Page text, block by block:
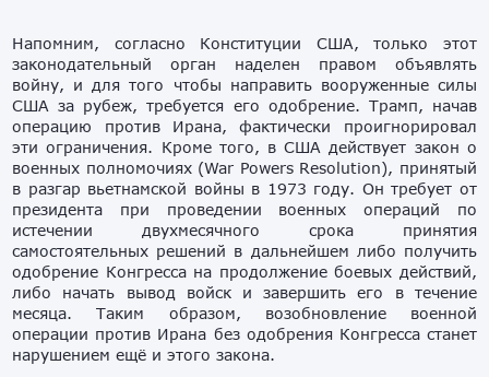
Напомним, согласно Конституции США, только этот
законодательный орган наделен правом объявлять
войну, и для того чтобы направить вооруженные силы
США за рубеж, требуется его одобрение. Трамп, начав
операцию против Ирана, фактически проигнорировал
эти ограничения. Кроме того, в США действует закон о
военных полномочиях (War Powers Resolution), принятый
в разгар вьетнамской войны в 1973 году. Он требует от
президента при проведении военных операций по
истечении двухмесячного срока принятия
самостоятельных решений в дальнейшем либо получить
одобрение Конгресса на продолжение боевых действий,
либо начать вывод войск и завершить его в течение
месяца. Таким образом, возобновление военной
операции против Ирана без одобрения Конгресса станет
нарушением ещё и этого закона.